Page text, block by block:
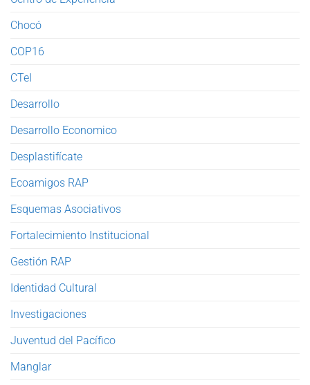
Chocó
COP16
CTeI
Desarrollo
Desarrollo Economico
Desplastifícate
Ecoamigos RAP
Esquemas Asociativos
Fortalecimiento Institucional
Gestión RAP
Identidad Cultural
Investigaciones
Juventud del Pacífico
Manglar